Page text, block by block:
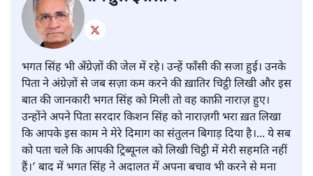
भगत सिंह भी अँग्रेज़ों की जेल में रहे। उन्हें फाँसी की सजा हुई। उनके
पिता ने अंग्रेज़ों से जब सज़ा कम करने की ख़ातिर चिट्ठी लिखी और इस
बात की जानकारी भगत सिंह को मिली तो वह काफ़ी नाराज़ हुए।
उन्होंने अपने पिता सरदार किशन सिंह को नाराज़गी भरा ख़त लिखा
कि आपके इस काम ने मेरे दिमाग का संतुलन बिगाड़ दिया है।... ये सब
को पता चले कि आपकी ट्रिब्यूनल को लिखी चिट्ठी में मेरी सहमति नहीं
हैं।’ बाद में भगत सिंह ने अदालत में अपना बचाव भी करने से मना